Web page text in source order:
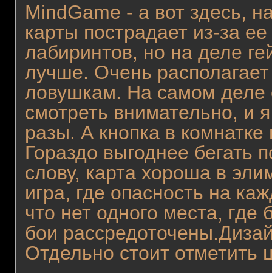
MindGame - а вот здесь,
карты пострадает из-за
лабиринтов, но на деле
лучше. Очень
ловушкам. На самом деле
смотреть внимательно, и
разы. А кнопка в
Гораздо выгоднее бегать
слову, карта хороша в
игра, где опасность на
что нет одного места,
бои
Отдельно стоит отметить